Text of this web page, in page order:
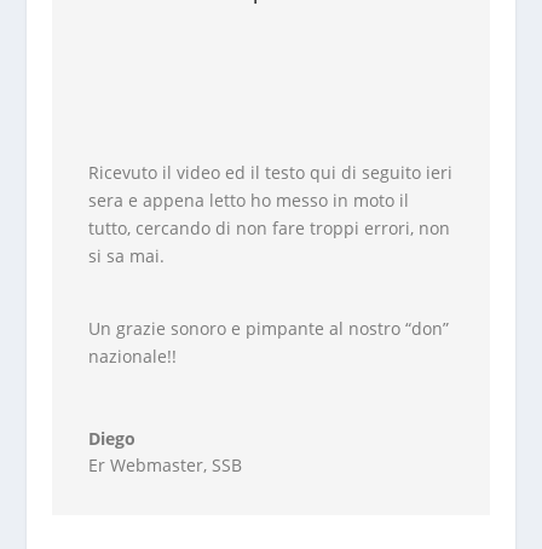
Ricevuto il video ed il testo qui di seguito ieri
sera e appena letto ho messo in moto il
tutto, cercando di non fare troppi errori, non
si sa mai.
Un grazie sonoro e pimpante al nostro “don”
nazionale!!
Diego
Er Webmaster, SSB